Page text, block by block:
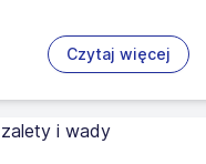
Czytaj więcej